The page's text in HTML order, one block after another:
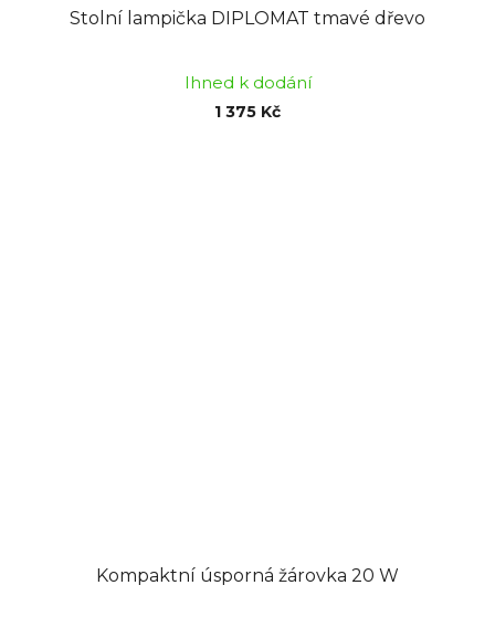
Stolní lampička DIPLOMAT tmavé dřevo
Ihned k dodání
1 375 Kč
Kompaktní úsporná žárovka 20 W